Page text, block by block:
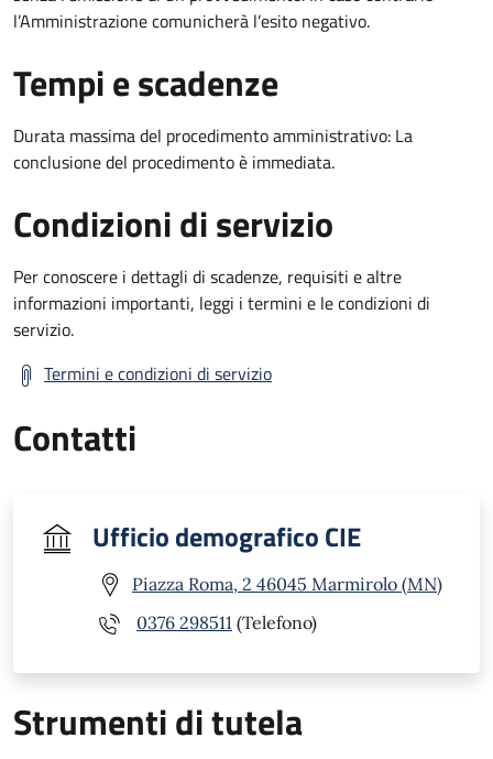
l’Amministrazione comunicherà l’esito negativo.
Tempi e scadenze
Durata massima del procedimento amministrativo: La
conclusione del procedimento è immediata.
Condizioni di servizio
Per conoscere i dettagli di scadenze, requisiti e altre
informazioni importanti, leggi i termini e le condizioni di
servizio.
Termini e condizioni di servizio
Contatti
Ufficio demografico CIE
Piazza Roma, 2 46045 Marmirolo (MN)
0376 298511 (Telefono)
Strumenti di tutela